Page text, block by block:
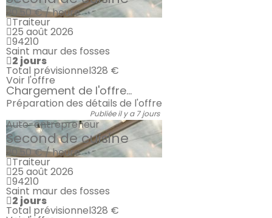
20.50 € / heure
Traiteur
25 août 2026
94210
Saint maur des fosses
2 jours
Total prévisionnel328 €
Voir l'offre
Chargement de l'offre...
Préparation des détails de l'offre
Publiée il y a 7 jours
Auto-entrepreneur
Second de cuisine
20.50 € / heure
Traiteur
25 août 2026
94210
Saint maur des fosses
2 jours
Total prévisionnel328 €